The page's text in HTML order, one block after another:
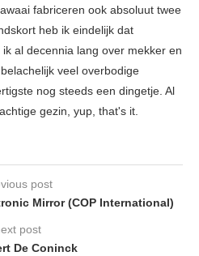
fabriceren ook absoluut twee
heb ik eindelijk dat
al decennia lang over mekker en
veel overbodige
nog steeds een dingetje. Al
gezin, yup, that's it.
post
Mirror (COP International)
post
De Coninck